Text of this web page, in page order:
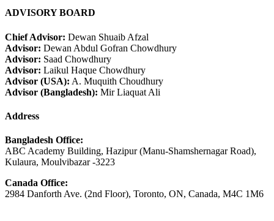
ADVISORY BOARD
Chief Advisor: Dewan Shuaib Afzal
Advisor: Dewan Abdul Gofran Chowdhury
Advisor: Saad Chowdhury
Advisor: Laikul Haque Chowdhury
Advisor (USA): A. Muquith Choudhury
Advisor (Bangladesh): Mir Liaquat Ali
Address
Bangladesh Office:
ABC Academy Building, Hazipur (Manu-Shamshernagar Road),
Kulaura, Moulvibazar -3223
Canada Office:
2984 Danforth Ave. (2nd Floor), Toronto, ON, Canada, M4C 1M6